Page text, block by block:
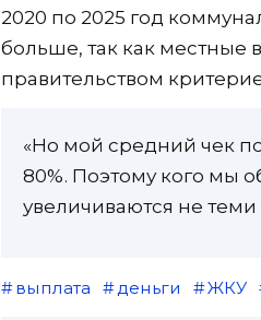
2020 по 2025 год
больше, так как местные
правительством
«Но мой средний чек
80%. Поэтому кого мы
увеличиваются не
выплата деньги ЖКУ